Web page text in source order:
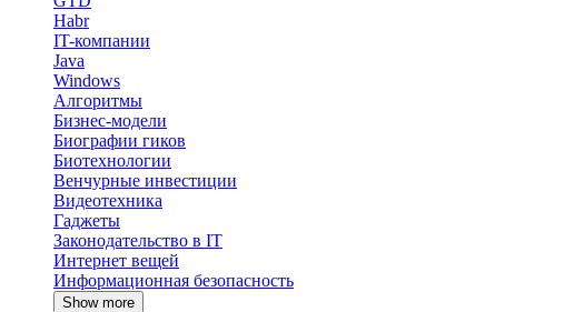
Habr
IT-компании
Java
Windows
Алгоритмы
Бизнес-модели
Биографии гиков
Биотехнологии
Венчурные инвестиции
Видеотехника
Гаджеты
Законодательство в IT
Интернет вещей
Информационная безопасность
Show more